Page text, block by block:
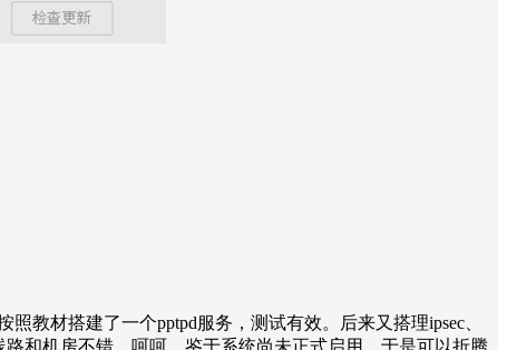
教材搭建了一个pptpd服务，测试有效。后来又搭理ipsec、
和机房不错。呵呵。鉴于系统尚未正式启用，于是可以折腾